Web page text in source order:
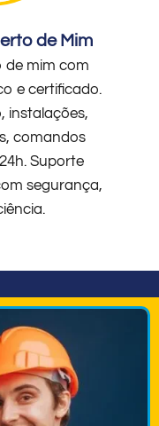
de Mim
de mim com
e certificado.
instalações,
comandos
Suporte
segurança,